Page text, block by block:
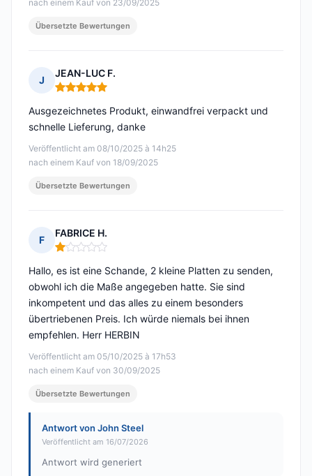
nach einem Kauf von 23/09/2025
Übersetzte Bewertungen
J
JEAN-LUC F.
Hinweis: 5 von 5
Veröffentlicht am 08/10/2025 à 14h25
nach einem Kauf von 18/09/2025
Ausgezeichnetes Produkt, einwandfrei verpackt und
schnelle Lieferung, danke
Übersetzte Bewertungen
F
FABRICE H.
Hinweis: 1 von 5
Veröffentlicht am 05/10/2025 à 17h53
nach einem Kauf von 30/09/2025
Hallo, es ist eine Schande, 2 kleine Platten zu senden,
obwohl ich die Maße angegeben hatte. Sie sind
inkompetent und das alles zu einem besonders
übertriebenen Preis. Ich würde niemals bei ihnen
empfehlen. Herr HERBIN
Übersetzte Bewertungen
Antwort von John Steel
Veröffentlicht am 16/07/2026
Antwort wird generiert